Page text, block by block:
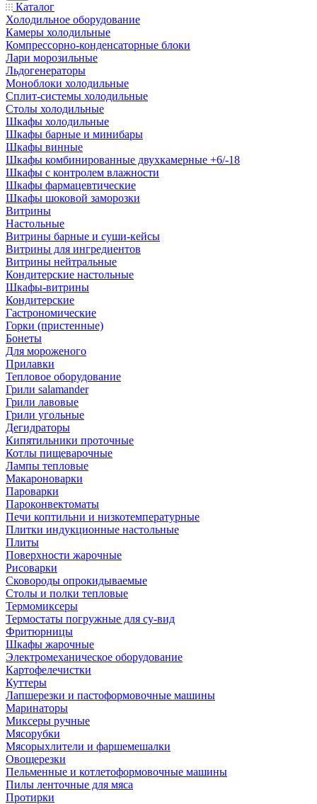
Каталог
Холодильное оборудование
Камеры холодильные
Компрессорно-конденсаторные блоки
Лари морозильные
Льдогенераторы
Моноблоки холодильные
Сплит-системы холодильные
Столы холодильные
Шкафы холодильные
Шкафы барные и минибары
Шкафы винные
Шкафы комбинированные двухкамерные +6/-18
Шкафы с контролем влажности
Шкафы фармацевтические
Шкафы шоковой заморозки
Витрины
Настольные
Витрины барные и суши-кейсы
Витрины для ингредиентов
Витрины нейтральные
Кондитерские настольные
Шкафы-витрины
Кондитерские
Гастрономические
Горки (пристенные)
Бонеты
Для мороженого
Прилавки
Тепловое оборудование
Грили salamander
Грили лавовые
Грили угольные
Дегидраторы
Кипятильники проточные
Котлы пищеварочные
Лампы тепловые
Макароноварки
Пароварки
Пароконвектоматы
Печи коптильни и низкотемпературные
Плитки индукционные настольные
Плиты
Поверхности жарочные
Рисоварки
Сковороды опрокидываемые
Столы и полки тепловые
Термомиксеры
Термостаты погружные для су-вид
Фритюрницы
Шкафы жарочные
Электромеханическое оборудование
Картофелечистки
Куттеры
Лапшерезки и пастоформовочные машины
Маринаторы
Миксеры ручные
Мясорубки
Мясорыхлители и фаршемешалки
Овощерезки
Пельменные и котлетоформовочные машины
Пилы ленточные для мяса
Протирки